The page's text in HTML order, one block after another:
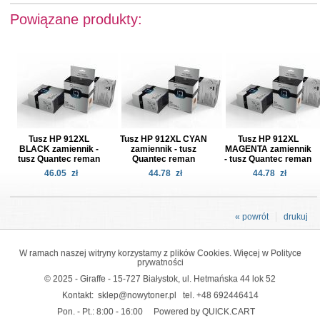
Powiązane produkty:
Tusz HP 912XL
BLACK zamiennik -
tusz Quantec reman
46.05 zł
Tusz HP 912XL CYAN
zamiennik - tusz
Quantec reman
44.78 zł
Tusz HP 912XL
MAGENTA zamiennik
- tusz Quantec reman
44.78 zł
drukuj
« powrót
W ramach naszej witryny korzystamy z plików Cookies. Więcej w Polityce
prywatności
© 2025 - Giraffe - 15-727 Białystok, ul. Hetmańska 44 lok 52
Kontakt: sklep@nowytoner.pl tel. +48 692446414
Pon. - Pt.: 8:00 - 16:00
Powered by QUICK.CART